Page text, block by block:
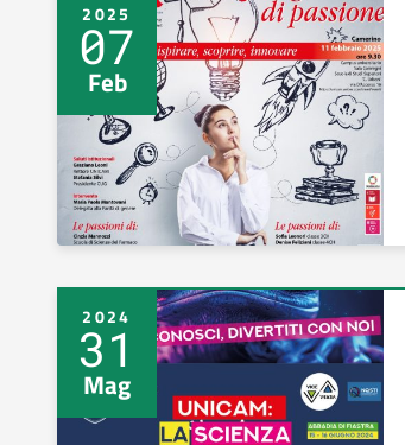
2025
07
Feb
2024
31
Mag